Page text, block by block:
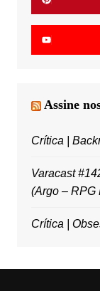
Assine
Crítica |
Varacast
(Argo – RPG
Crítica |